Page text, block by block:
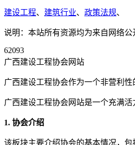
建设工程、 建筑行业、 政策法规、
说明：本站所有资源均为来自网络公
62093
广西建设工程协会网站
广西建设工程协会作为一个非营利
广西建设工程协会网站是一个充满
1. 协会介绍
该板块主要介绍协会的基本情况，